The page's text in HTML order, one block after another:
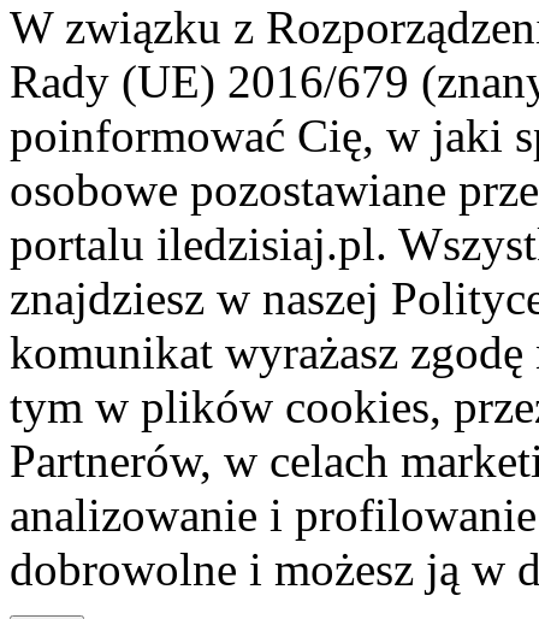
W związku z
Rady (UE) 2016/679
poinformować Cię, w jaki
osobowe pozostawiane
portalu iledzisiaj.pl.
znajdziesz w naszej
komunikat wyrażasz
tym w plików cookies,
Partnerów, w celach
analizowanie i
dobrowolne i możesz ją w